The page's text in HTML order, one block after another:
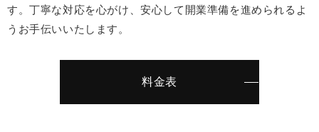
す。丁寧な対応を心がけ、安心して開業準備を進められるよ
うお手伝いいたします。
料金表